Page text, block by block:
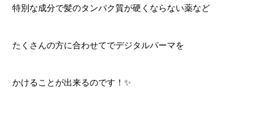
特別な成分で髪のタンパク質が硬くならない薬など
たくさんの方に合わせてでデジタルパーマを
かけることが出来るのです！✨